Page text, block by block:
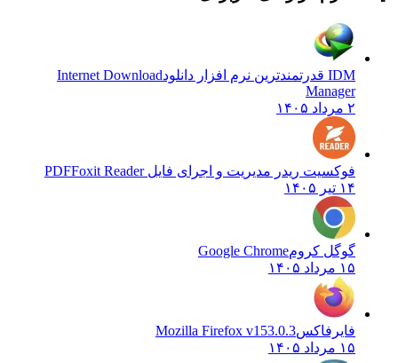
Internet Download
Manager
فوکسیت ریدر مدیریت و اجرای فایل PDF Foxit Reader
گوگل کروم Google Chrome
فایرفاکسMozilla Firefox v153.0.3